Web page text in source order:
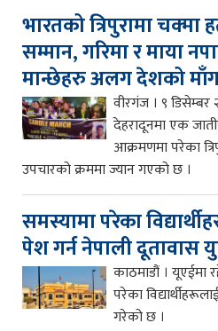
भारतको त्रिपुरामा चक्मा
सम्मान, गरिमा र माया
मान्छेहरु अलग देशको माँग
वीरगंज । ९ डिसेम्बर
देहरादूनमा एक
आक्रमणमा परेका
उपचारको क्रममा ज्यान गएको छ ।
समस्यामा परेका
पेश गर्न नेपाली दूतावास
काठमाडौं । यूएईमा
परेका
गरेको छ ।